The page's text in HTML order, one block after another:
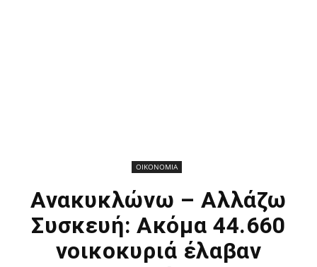
ΟΙΚΟΝΟΜΙΑ
Ανακυκλώνω – Αλλάζω
Συσκευή: Ακόμα 44.660
νοικοκυριά έλαβαν